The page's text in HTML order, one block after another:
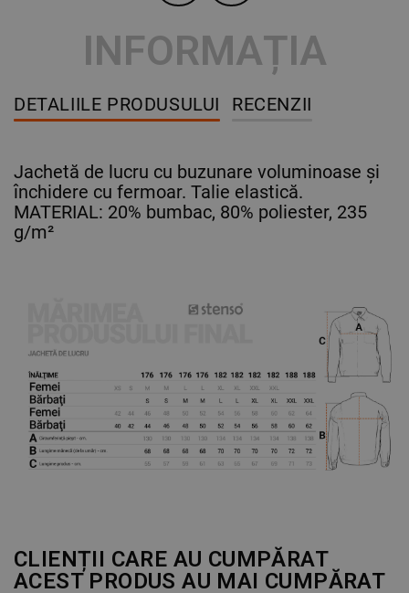
INFORMAȚIA
DETALIILE PRODUSULUI RECENZII
Jachetă de lucru cu buzunare voluminoase și
închidere cu fermoar. Talie elastică.
MATERIAL: 20% bumbac, 80% poliester, 235
g/m²
CLIENȚII CARE AU CUMPĂRAT
ACEST PRODUS AU MAI CUMPĂRAT